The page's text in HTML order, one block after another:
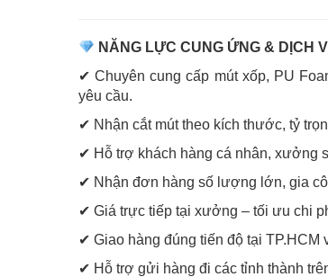
NĂNG LỰC CUNG ỨNG & DỊCH
✔ Chuyên cung cấp mút xốp, PU
yêu cầu.
✔ Nhận cắt mút theo kích thước, tỷ
✔ Hỗ trợ khách hàng cá nhân, xưởng
✔ Nhận đơn hàng số lượng lớn, gia
✔ Giá trực tiếp tại xưởng – tối ưu chi
✔ Giao hàng đúng tiến độ tại TP.HCM
✔ Hỗ trợ gửi hàng đi các tỉnh thành